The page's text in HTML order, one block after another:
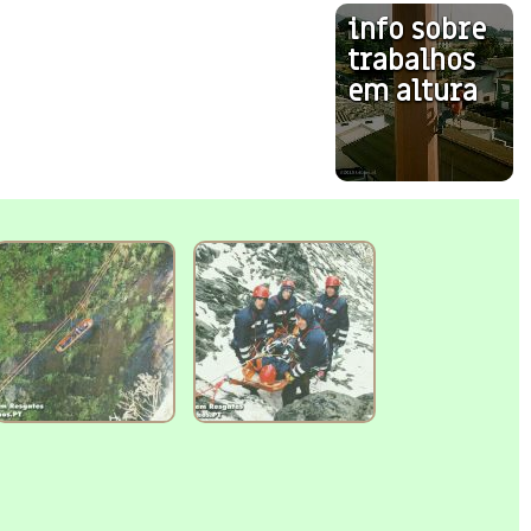
info sobre
trabalhos
em altura